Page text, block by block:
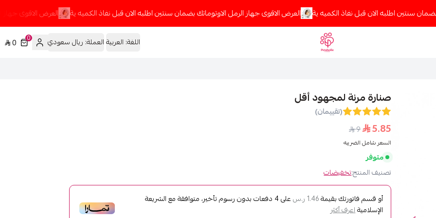
سنتين اطلبه الان قبل نفاذ الكميه ية العرض الاقوى جهاز الرمل الاوتوماتك بضمان سنتين اطلبه الان قبل نفاذ الكميه ية العرض الاقوى جهاز
Petaholic اللغة: العربيةالعملة: ريال سعودي 0
0
صنارة مرنة لمجهود أقل
(تقييمان)
5.85
9
السعر شامل الضريبه
متوفر
تصنيف المنتج:تخفيضات
أو قسم فاتورتك بقيمة1.46 ر.س على4 دفعات بدون رسوم تأخير، متوافقة مع الشريعة
الإسلاميةاعرف أكثر